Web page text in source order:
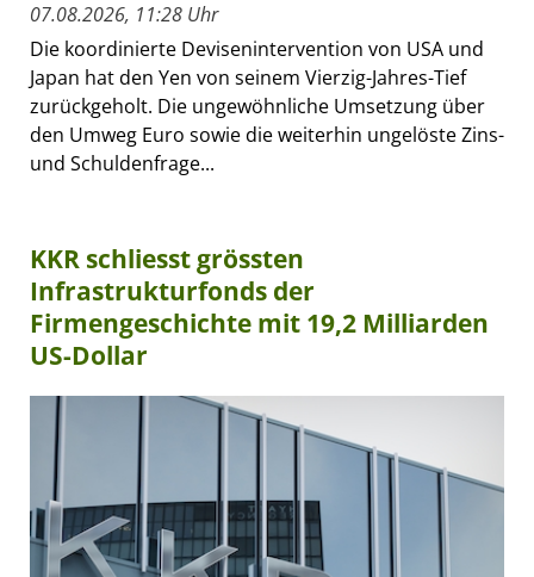
07.08.2026, 11:28 Uhr
Die koordinierte Devisenintervention von USA und
Japan hat den Yen von seinem Vierzig-Jahres-Tief
zurückgeholt. Die ungewöhnliche Umsetzung über
den Umweg Euro sowie die weiterhin ungelöste Zins-
und Schuldenfrage...
KKR schliesst grössten
Infrastrukturfonds der
Firmengeschichte mit 19,2 Milliarden
US-Dollar